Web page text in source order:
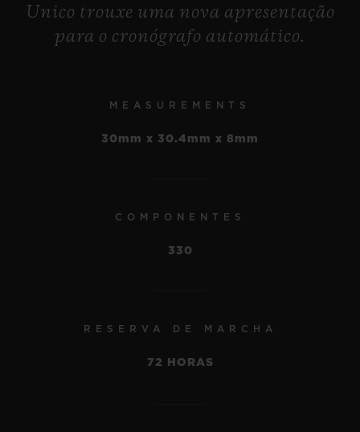
ponteiros permanece normal. E na terceira,
os ponteiros aceleram, com um quarto de
fazer os momentos durarem mais ou
Unico trouxe uma nova apresentação
para o cronógrafo automático.
MEASUREMENTS
30mm x 30.4mm x 8mm
COMPONENTES
330
RESERVA DE MARCHA
72 HORAS